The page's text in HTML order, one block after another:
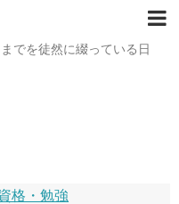
でを徒然に綴っている日
格・勉強